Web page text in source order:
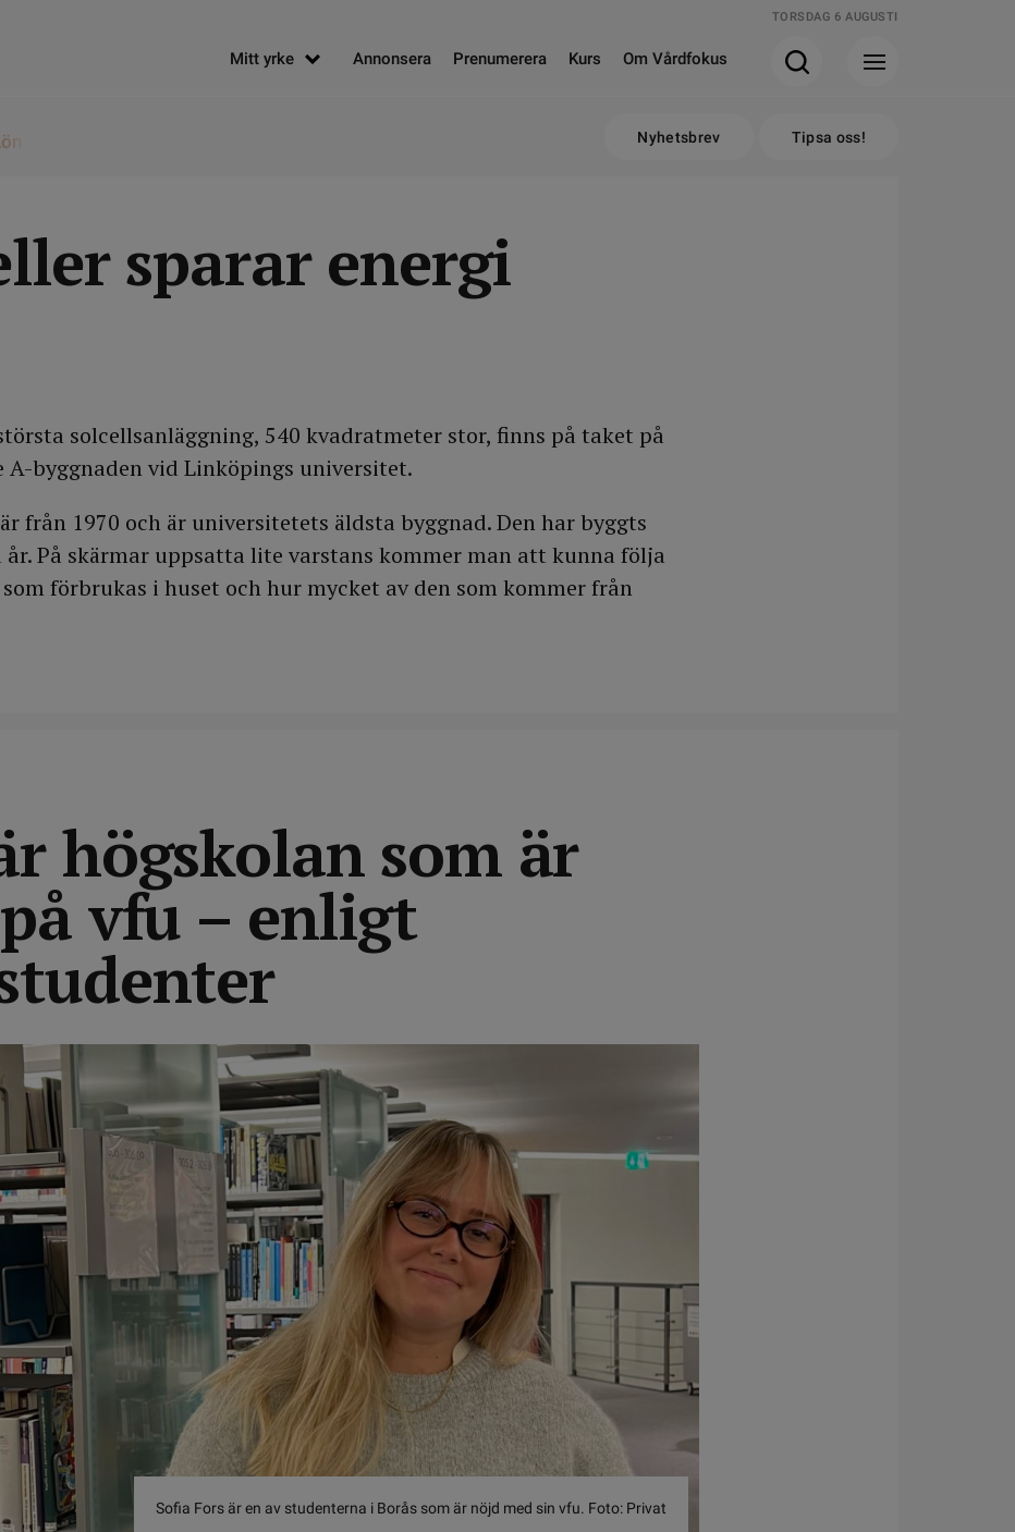
TORSDAG 6 AUGUSTI
Mitt yrke Annonsera Prenumerera Kurs Om Vårdfokus
Nyhetsbrev Tipsa oss!
sparar energi
solcells­anläggning, 540 kvadrat­meter stor, finns på taket på
A-byggnaden vid Linköpings universitet.
från 1970 och är universitetets äldsta byggnad. Den har byggts
år. På skärmar uppsatta lite varstans kommer man att kunna följa
förbrukas i huset och hur mycket av den som kommer från
högskolan som är
vfu – enligt
Sofia Fors är en av studenterna i Borås som är nöjd med sin vfu. Foto: Privat